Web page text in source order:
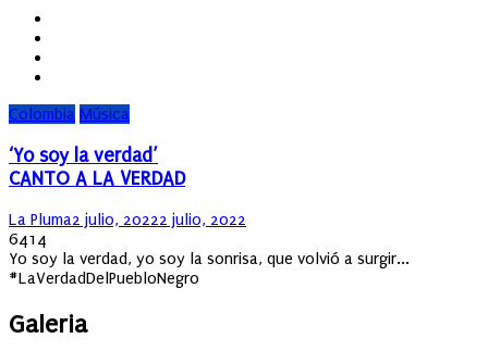
Colombia Música
‘Yo soy la verdad’
CANTO A LA VERDAD
Author
La PlumaPosted
2 julio, 20222 julio, 2022
6414
Yo soy la verdad, yo soy la sonrisa, que volvió a surgir...
#LaVerdadDelPuebloNegro
Galeria